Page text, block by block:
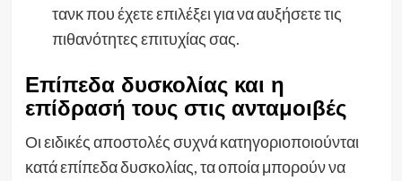
τανκ που έχετε επιλέξει για να αυξήσετε τις
πιθανότητες επιτυχίας σας.
Επίπεδα δυσκολίας και η
επίδρασή τους στις ανταμοιβές
Οι ειδικές αποστολές συχνά κατηγοριοποιούνται
κατά επίπεδα δυσκολίας, τα οποία μπορούν να